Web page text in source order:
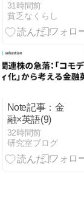
31時間前
貧乏なくらし
Note記事：金
融×英語(9)
32時間前
研究室ブログ